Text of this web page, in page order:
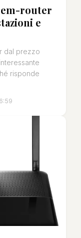
router
e
dal prezzo
risponde